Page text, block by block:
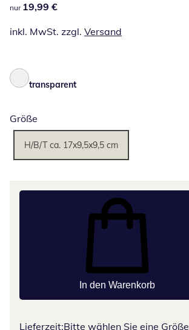
19,99 €
nur 19,99 €
inkl. MwSt. zzgl. Versand
transparent
Größe
H/B/T ca. 17x9,5x9,5 cm
In den Warenkorb
Lieferzeit:Bitte wählen Sie eine Größe